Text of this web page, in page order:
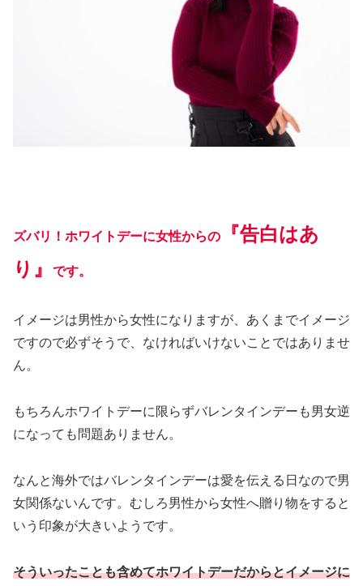
ズバリ！ホワイトデーに女性からの
『告白はあ
り』
です。
イメージは男性から女性になりますが、あくまでイメージ
ですので必ずそうで、なければいけないことではありませ
ん。
もちろんホワイトデーに限らずバレンタインデーも男女逆
になっても問題ありません。
なんと海外ではバレンタインデーは愛を伝える日なので男
女関係ないんです。むしろ男性から女性へ贈り物をすると
いう印象が大きいようです。
そういったことも含めてホワイトデーだからとイメージに